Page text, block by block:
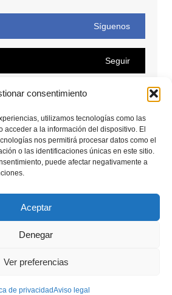
consentimiento
utilizamos tecnologías como las
acceder a la información del dispositivo. El
nos permitirá procesar datos como el
o las identificaciones únicas en este sitio.
puede afectar negativamente a
Aceptar
Denegar
Ver preferencias
de privacidadAviso legal
Síguenos
Seguir
Conectar
Seguir
los derechos reservados.
de privacidad